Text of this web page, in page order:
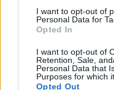
I want to opt-out of
Personal Data for
Opted In
I want to opt-out of
Retention, Sale,
Personal Data that
Purposes for which
Opted Out
14.02 – stosunek
2 blistra) • 18.02 – pominięta tabletka 13–14
stosunek bez
24.02 –
dzień 12, 2. tydzień) • 25.02 – przyjęcie
Tematy ciąża test
dziecko zapłodnienie